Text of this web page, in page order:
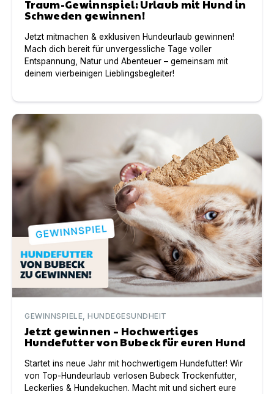
Traum-Gewinnspiel: Urlaub mit Hund in
Schweden gewinnen!
Jetzt mitmachen & exklusiven Hundeurlaub gewinnen!
Mach dich bereit für unvergessliche Tage voller
Entspannung, Natur und Abenteuer – gemeinsam mit
deinem vierbeinigen Lieblingsbegleiter!
Jetzt gewinnen – Hochwertiges Hundefutter von
GEWINNSPIELE, HUNDEGESUNDHEIT
Jetzt gewinnen – Hochwertiges
Hundefutter von Bubeck für euren Hund
Startet ins neue Jahr mit hochwertigem Hundefutter! Wir
von Top-Hundeurlaub verlosen Bubeck Trockenfutter,
Leckerlies & Hundekuchen. Macht mit und sichert eure